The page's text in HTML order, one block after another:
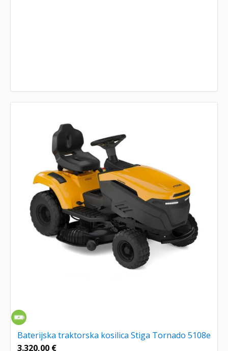
Baterijska traktorska kosilica Stiga Tornado 5108e
3.320,00 €